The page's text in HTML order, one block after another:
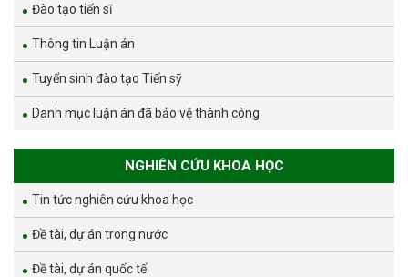
Đào tạo tiến sĩ
Thông tin Luận án
Tuyển sinh đào tạo Tiến sỹ
Danh mục luận án đã bảo vệ thành công
NGHIÊN CỨU KHOA HỌC
Tin tức nghiên cứu khoa học
Đề tài, dự án trong nước
Đề tài, dự án quốc tế